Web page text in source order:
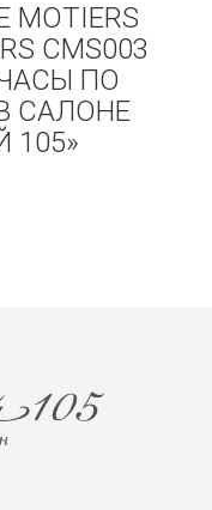
MOTIERS
CMS003
ПО
САЛОНЕ
105»